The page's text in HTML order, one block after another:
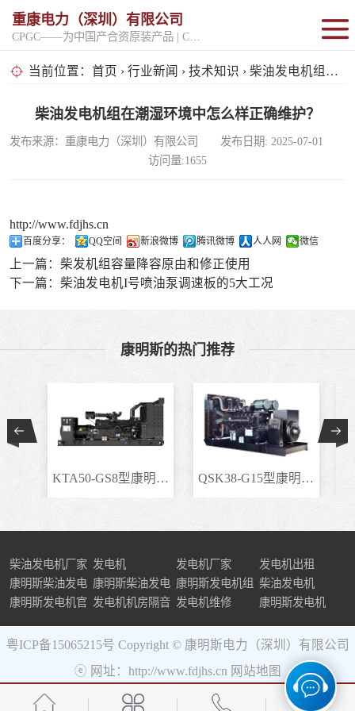
重康电力（深圳）有限公司
当前位置： 首页 › 行业新闻 › 技术知识 › 柴油发电机组在潮湿环境中怎么样正确维护？
柴油发电机组在潮湿环境中怎么样正确维护？
发布来源：重康电力（深圳）有限公司 发布日期: 2025-07-01
访问量:1655
http://www.fdjhs.cn
百度分享： QQ空间 新浪微博 腾讯微博 人人网 微信
上一篇： 柴发机组容量降容原由和修正使用
下一篇： 柴油发电机I号喷油泵调速板的5大工况
康明斯的热门推荐
KTA50-GS8型康明斯柴.. QSK38-G15型康明斯柴..
柴油发电机厂家 发电机 发电机厂家
发电机出租
康明斯柴油发电
机组
康明斯柴油发电
机
康明斯发电机组 柴油发电机
康明斯发电机官 发电机机房隔音 发电机维修 康明斯发电机
粤ICP备15065215号 Copyright © 康明斯电力（深圳）有限公司
ⓔ 网址：http://www.fdjhs.cn 网站地图
固定开架式
超静音型
移动电站